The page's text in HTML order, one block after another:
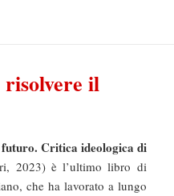
risolvere il
Critica ideologica di
2023) è l’ultimo libro di
che ha lavorato a lungo